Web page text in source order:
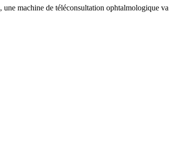
machine de téléconsultation ophtalmologique va